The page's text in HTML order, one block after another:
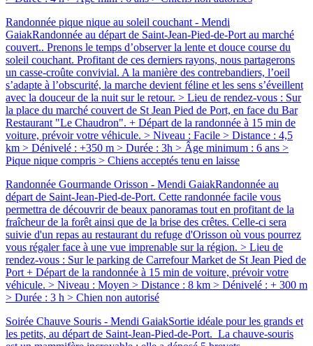
Randonnée pique nique au soleil couchant - Mendi
GaiakRandonnée au départ de Saint-Jean-Pied-de-Port au marché
couvert.. Prenons le temps d’observer la lente et douce course du
soleil couchant. Profitant de ces derniers rayons, nous partagerons
un casse-croûte convivial. A la manière des contrebandiers, l’oeil
s’adapte à l’obscurité, la marche devient féline et les sens s’éveillent
avec la douceur de la nuit sur le retour. > Lieu de rendez-vous : Sur
la place du marché couvert de St Jean Pied de Port, en face du Bar
Restaurant "Le Chaudron". + Départ de la randonnée à 15 min de
voiture, prévoir votre véhicule. > Niveau : Facile > Distance : 4,5
km > Dénivelé : +350 m > Durée : 3h > Âge minimum : 6 ans >
Pique nique compris > Chiens acceptés tenu en laisse
Randonnée Gourmande Orisson - Mendi GaiakRandonnée au
départ de Saint-Jean-Pied-de-Port. Cette randonnée facile vous
permettra de découvrir de beaux panoramas tout en profitant de la
fraîcheur de la forêt ainsi que de la brise des crêtes. Celle-ci sera
suivie d'un repas au restaurant du refuge d'Orisson où vous pourrez
vous régaler face à une vue imprenable sur la région. > Lieu de
rendez-vous : Sur le parking de Carrefour Market de St Jean Pied de
Port + Départ de la randonnée à 15 min de voiture, prévoir votre
véhicule. > Niveau : Moyen > Distance : 8 km > Dénivelé : + 300 m
> Durée : 3 h > Chien non autorisé
Soirée Chauve Souris - Mendi GaiakSortie idéale pour les grands et
les petits, au départ de Saint-Jean-Pied-de-Port. La chauve-souris